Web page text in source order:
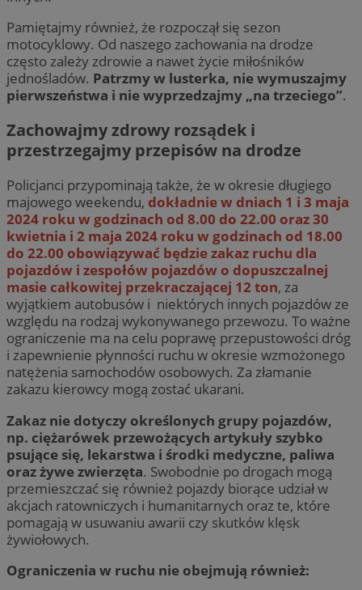
Pamiętajmy również, że rozpoczął się sezon
motocyklowy. Od naszego zachowania na drodze
często zależy zdrowie a nawet życie miłośników
jednośladów. Patrzmy w lusterka, nie wymuszajmy
pierwszeństwa i nie wyprzedzajmy „na trzeciego”.
Zachowajmy zdrowy rozsądek i
przestrzegajmy przepisów na drodze
Policjanci przypominają także, że w okresie długiego
majowego weekendu, dokładnie w dniach 1 i 3 maja
2024 roku w godzinach od 8.00 do 22.00 oraz 30
kwietnia i 2 maja 2024 roku w godzinach od 18.00
do 22.00 obowiązywać będzie zakaz ruchu dla
pojazdów i zespołów pojazdów o dopuszczalnej
masie całkowitej przekraczającej 12 ton, za
wyjątkiem autobusów i niektórych innych pojazdów ze
względu na rodzaj wykonywanego przewozu. To ważne
ograniczenie ma na celu poprawę przepustowości dróg
i zapewnienie płynności ruchu w okresie wzmożonego
natężenia samochodów osobowych. Za złamanie
zakazu kierowcy mogą zostać ukarani.
Zakaz nie dotyczy określonych grupy pojazdów,
np. ciężarówek przewożących artykuły szybko
psujące się, lekarstwa i środki medyczne, paliwa
oraz żywe zwierzęta. Swobodnie po drogach mogą
przemieszczać się również pojazdy biorące udział w
akcjach ratowniczych i humanitarnych oraz te, które
pomagają w usuwaniu awarii czy skutków klęsk
żywiołowych.
Ograniczenia w ruchu nie obejmują również: